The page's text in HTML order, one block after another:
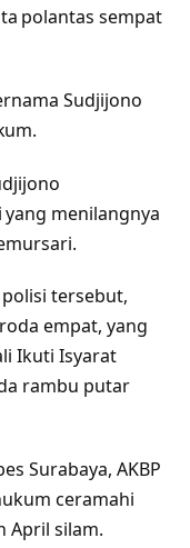
polantas sempat
Sudjijono
menilangnya
tersebut,
empat, yang
Ikuti Isyarat
rambu putar
Surabaya, AKBP
ceramahi
April silam.